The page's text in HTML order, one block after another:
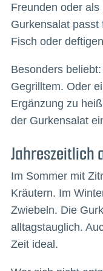
Freunden oder
Gurkensalat passt
Fisch oder
Besonders
Gegrilltem. Oder
Ergänzung zu
der Gurkensalat
Jahreszeitlich
Im Sommer mit
Kräutern. Im
Zwiebeln. Die
alltagstauglich.
Zeit ideal.